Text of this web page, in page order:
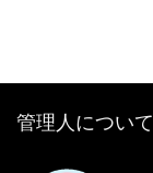
管理人について